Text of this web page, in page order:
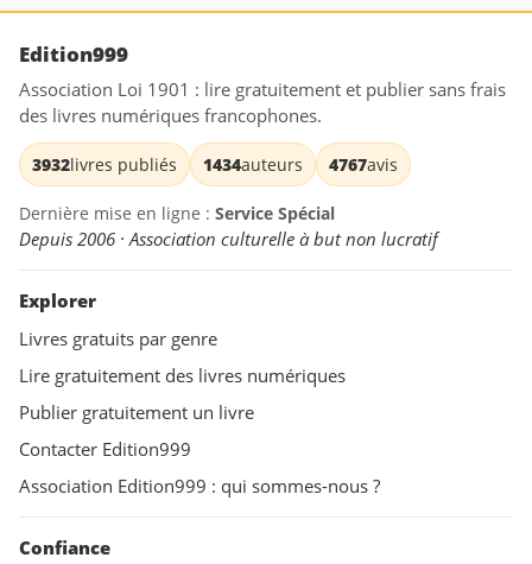
Edition999
Association Loi 1901 : lire gratuitement et publier sans frais
des livres numériques francophones.
3932livres publiés 1434auteurs 4767avis
Dernière mise en ligne : Service Spécial
Depuis 2006 · Association culturelle à but non lucratif
Explorer
Livres gratuits par genre
Lire gratuitement des livres numériques
Publier gratuitement un livre
Contacter Edition999
Association Edition999 : qui sommes-nous ?
Confiance